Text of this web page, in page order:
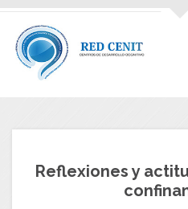
Reflexiones y